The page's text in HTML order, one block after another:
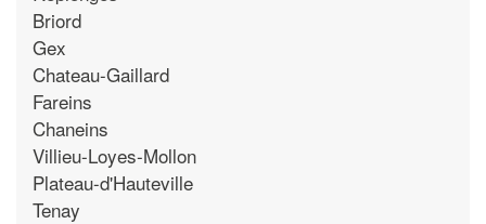
Briord
Gex
Chateau-Gaillard
Fareins
Chaneins
Villieu-Loyes-Mollon
Plateau-d'Hauteville
Tenay